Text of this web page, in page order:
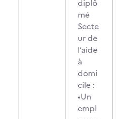
diplô
mé
Secte
ur de
l’aide
à
domi
cile :
•Un
empl